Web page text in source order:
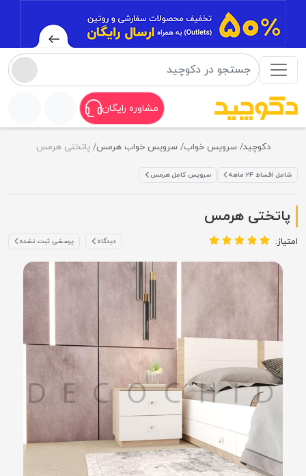
مشاوره رایگان
دکوچید سرویس خواب سرویس خواب هرمس پاتختی هرمس
شامل اقساط ۲۴ ماهه سرویس کامل هرمس
پاتختی هرمس
امتیاز: دیدگاه پرسشی ثبت نشده